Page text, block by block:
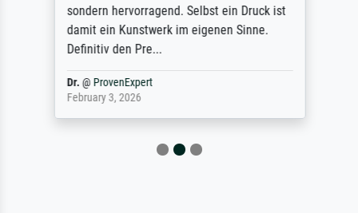
sondern hervorragend. Selbst ein Druck ist
damit ein Kunstwerk im eigenen Sinne.
Definitiv den Pre...
Dr.@ ProvenExpert
February 3, 2026